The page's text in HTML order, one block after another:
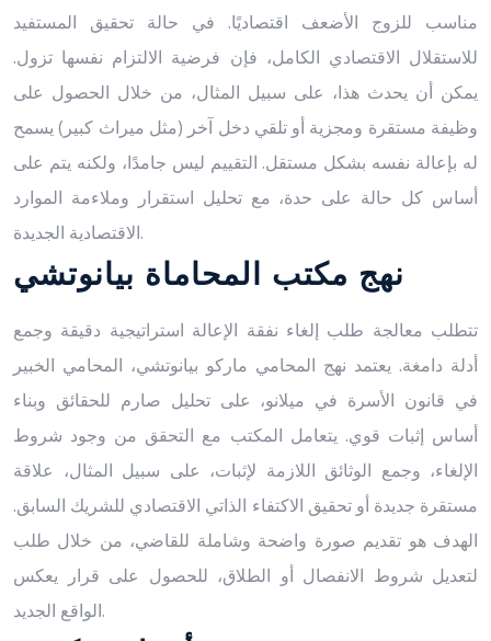
مناسب للزوج الأضعف اقتصاديًا. في حالة تحقيق المستفيد
للاستقلال الاقتصادي الكامل، فإن فرضية الالتزام نفسها تزول.
يمكن أن يحدث هذا، على سبيل المثال، من خلال الحصول على
وظيفة مستقرة ومجزية أو تلقي دخل آخر (مثل ميراث كبير) يسمح
له بإعالة نفسه بشكل مستقل. التقييم ليس جامدًا، ولكنه يتم على
أساس كل حالة على حدة، مع تحليل استقرار وملاءمة الموارد
الاقتصادية الجديدة.
نهج مكتب المحاماة بيانوتشي
تتطلب معالجة طلب إلغاء نفقة الإعالة استراتيجية دقيقة وجمع
أدلة دامغة. يعتمد نهج المحامي ماركو بيانوتشي، المحامي الخبير
في قانون الأسرة في ميلانو، على تحليل صارم للحقائق وبناء
أساس إثبات قوي. يتعامل المكتب مع التحقق من وجود شروط
الإلغاء، وجمع الوثائق اللازمة لإثبات، على سبيل المثال، علاقة
مستقرة جديدة أو تحقيق الاكتفاء الذاتي الاقتصادي للشريك السابق.
الهدف هو تقديم صورة واضحة وشاملة للقاضي، من خلال طلب
لتعديل شروط الانفصال أو الطلاق، للحصول على قرار يعكس
الواقع الجديد.